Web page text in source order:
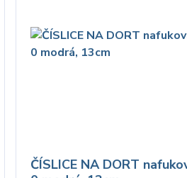
ČÍSLICE NA DORT